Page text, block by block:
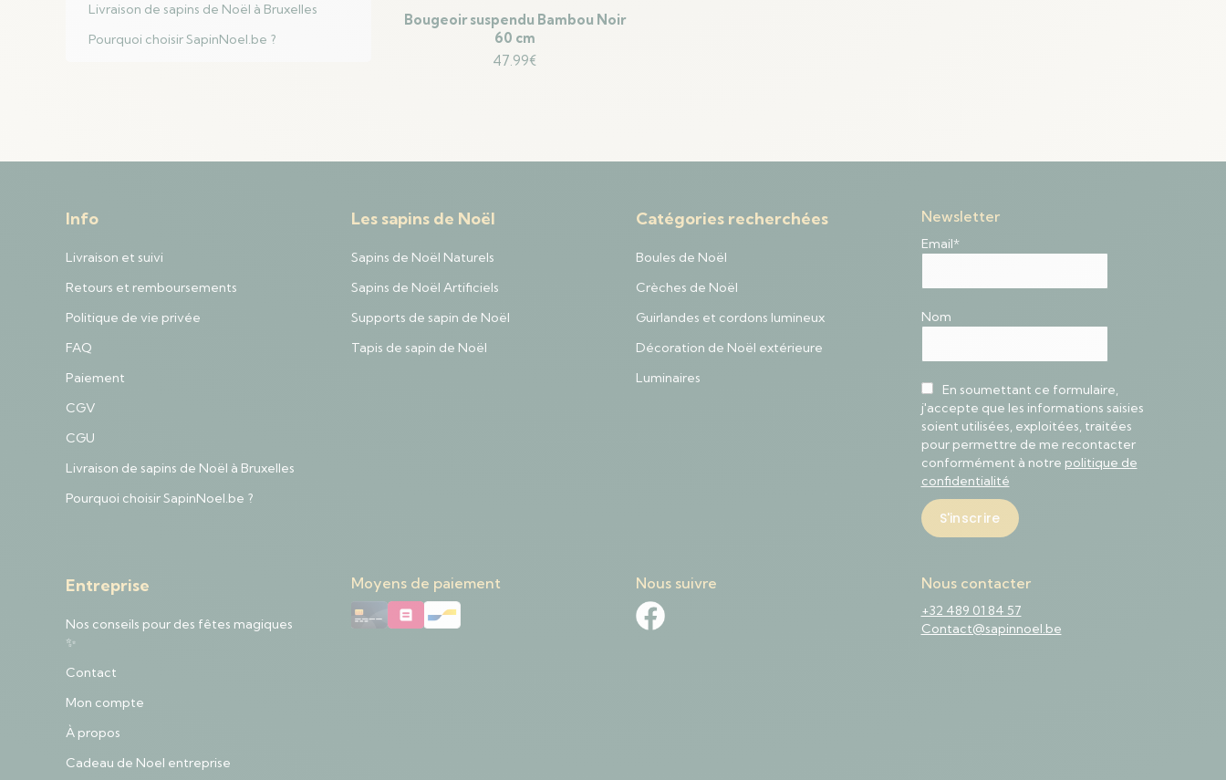
Bougeoir suspendu Bambou Noir
60 cm
47.99€
Livraison de sapins de Noël à Bruxelles
Pourquoi choisir SapinNoel.be ?
Info
Livraison et suivi
Retours et remboursements
Politique de vie privée
FAQ
Paiement
CGV
CGU
Livraison de sapins de Noël à Bruxelles
Pourquoi choisir SapinNoel.be ?
Les sapins de Noël
Sapins de Noël Naturels
Sapins de Noël Artificiels
Supports de sapin de Noël
Tapis de sapin de Noël
Catégories recherchées
Boules de Noël
Crèches de Noël
Guirlandes et cordons lumineux
Décoration de Noël extérieure
Luminaires
Newsletter
Email*
Nom
En soumettant ce formulaire,
j'accepte que les informations saisies
soient utilisées, exploitées, traitées
pour permettre de me recontacter
conformément à notre politique de
confidentialité
Entreprise
Nos conseils pour des fêtes magiques
✨
Contact
Mon compte
À propos
Cadeau de Noel entreprise
Moyens de paiement Nous suivre Nous contacter
+32 489 01 84 57
Contact@sapinnoel.be